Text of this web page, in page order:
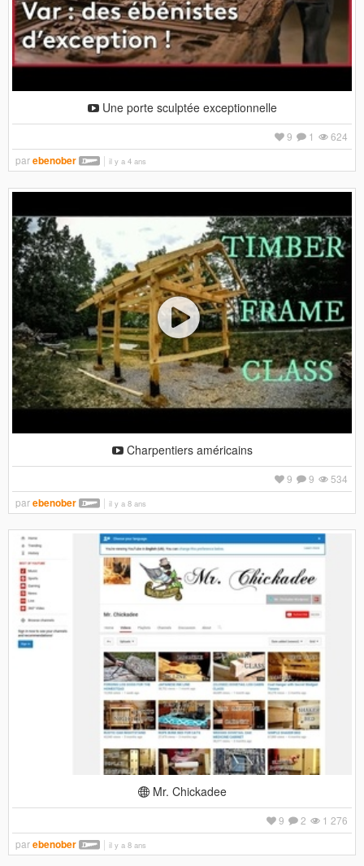
Une porte sculptée exceptionnelle
624
1
9
parebenober il y a 4 ans
Charpentiers américains
534
9
9
parebenober il y a 8 ans
Mr. Chickadee
1 276
2
9
parebenober il y a 8 ans